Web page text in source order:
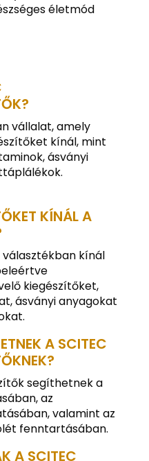
életmód
vállalat, amely
kínál, mint
ásványi
KÍNÁL A
választékban kínál
kiegészítőket,
ásványi anyagokat
A SCITEC
segíthetnek a
az
valamint az
fenntartásában.
A SCITEC